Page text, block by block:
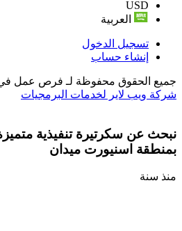
USD
العربية
تسجيل الدخول
إنشاء حساب
جميع الحقوق محفوظة لـ فرص عمل في
شركة ويب لاير لخدمات البرمجيات
نبحث عن سكرتيرة تنفيذية
بمنطقة اسنيورت ميدان
منذ سنة